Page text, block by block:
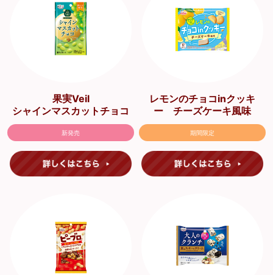
果実Veil
シャインマスカットチョコ
新発売
レモンのチョコinクッキ
ー チーズケーキ風味
期間限定